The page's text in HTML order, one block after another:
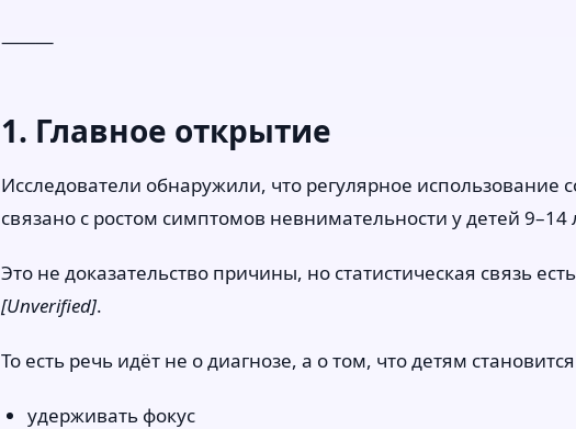
⸻
1. Главное открытие
Исследователи обнаружили, что регулярное использование
связано с ростом симптомов невнимательности у детей 9–14
Это не доказательство причины, но статистическая связь есть
[Unverified].
То есть речь идёт не о диагнозе, а о том, что детям
удерживать фокус